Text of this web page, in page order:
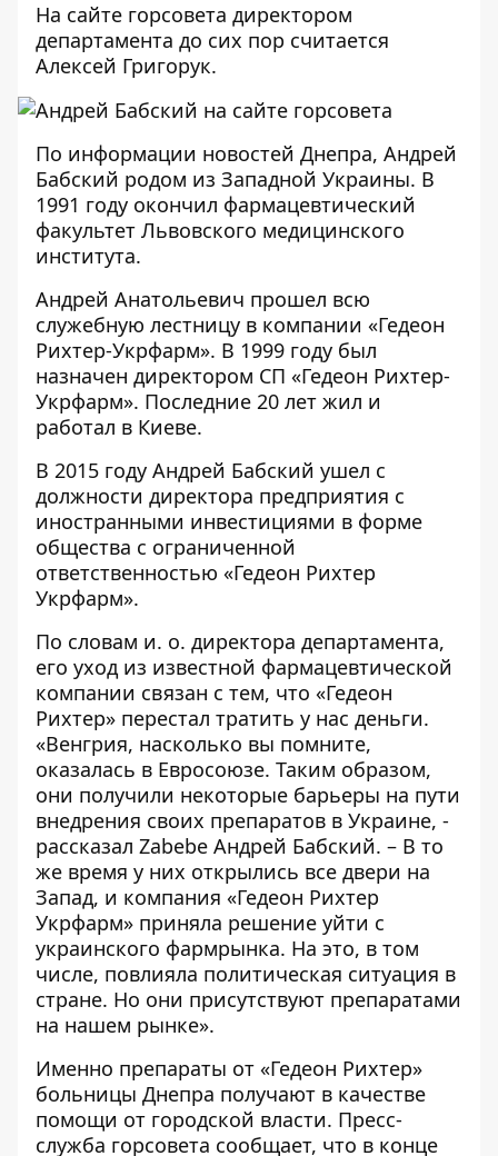
На сайте горсовета директором
департамента до сих пор считается
Алексей Григорук.
По информации новостей Днепра, Андрей
Бабский родом из Западной Украины. В
1991 году окончил фармацевтический
факультет Львовского медицинского
института.
Андрей Анатольевич прошел всю
служебную лестницу в компании «Гедеон
Рихтер-Укрфарм». В 1999 году был
назначен директором СП «Гедеон Рихтер-
Укрфарм». Последние 20 лет жил и
работал в Киеве.
В 2015 году Андрей Бабский ушел с
должности директора предприятия с
иностранными инвестициями в форме
общества с ограниченной
ответственностью «Гедеон Рихтер
Укрфарм».
По словам и. о. директора департамента,
его уход из известной фармацевтической
компании связан с тем, что «Гедеон
Рихтер» перестал тратить у нас деньги.
«Венгрия, насколько вы помните,
оказалась в Евросоюзе. Таким образом,
они получили некоторые барьеры на пути
внедрения своих препаратов в Украине, -
рассказал Zabebe Андрей Бабский. – В то
же время у них открылись все двери на
Запад, и компания «Гедеон Рихтер
Укрфарм» приняла решение уйти с
украинского фармрынка. На это, в том
числе, повлияла политическая ситуация в
стране. Но они присутствуют препаратами
на нашем рынке».
Именно препараты от «Гедеон Рихтер»
больницы Днепра получают в качестве
помощи от городской власти. Пресс-
служба горсовета сообщает, что в конце